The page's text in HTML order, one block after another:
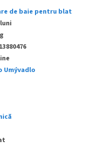
de baie pentru blat
Umývadlo